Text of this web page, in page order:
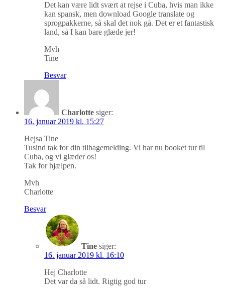
Det kan være lidt svært at rejse i Cuba, hvis man ikke
kan spansk, men download Google translate og
sprogpakkerne, så skal det nok gå. Det er et fantastisk
land, så I kan bare glæde jer!
Mvh
Tine
Besvar
Charlotte siger:
16. januar 2019 kl. 15:27
Hejsa Tine
Tusind tak for din tilbagemelding. Vi har nu booket tur til
Cuba, og vi glæder os!
Tak for hjælpen.
Mvh
Charlotte
Besvar
Tine siger:
16. januar 2019 kl. 16:10
Hej Charlotte
Det var da så lidt. Rigtig god tur